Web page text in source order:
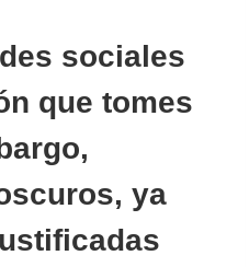
sociales
que tomes
ya